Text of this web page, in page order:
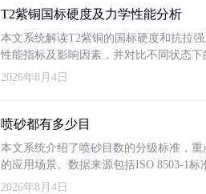
T2紫铜国标硬度及力学性能分析
本文系统解读T2紫铜的国标硬度和抗拉
性能指标及影响因素，并对比不同状态
2026年8月4日
喷砂都有多少目
本文系统介绍了喷砂目数的分级标准，
的应用场景。数据来源包括ISO 8503-1
2026年8月4日